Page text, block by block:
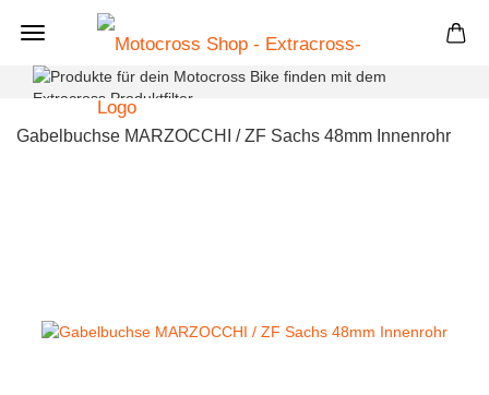
+
Gabelbuchse MARZOCCHI / ZF Sachs 48mm Innenrohr